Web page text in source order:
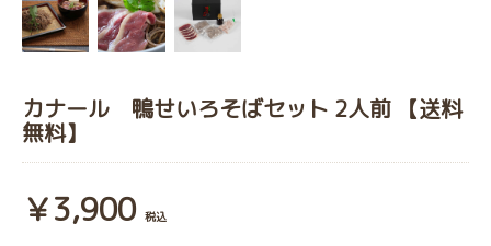
カナール 鴨せいろそばセット 2人前 【送料
無料】
￥3,900 税込